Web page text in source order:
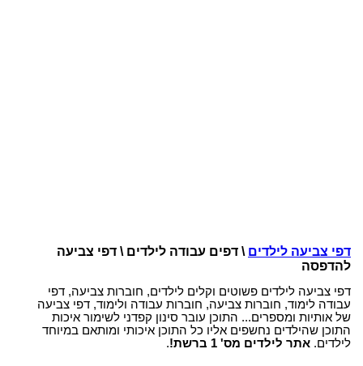
דפי צביעה לילדים \ דפים עבודה לילדים \ דפי צביעה
להדפסה
דפי צביעה לילדים פשוטים וקלים לילדים, חוברות צביעה, דפי
עבודה לימוד, חוברות צביעה, חוברות עבודה ולימוד, דפי צביעה
של אותיות ומספרים... התוכן עובר סינון קפדני לשימור איכות
התוכן שהילדים נחשפים אליו כל התוכן איכותי ומותאם במיוחד
לילדים. אתר לילדים מס' 1 ברשת! .